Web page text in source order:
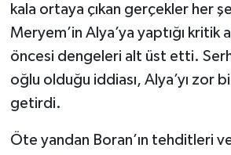
kala ortaya çıkan gerçekler her
Meryem’in Alya’ya yaptığı kritik
öncesi dengeleri alt üst etti.
oğlu olduğu iddiası, Alya’yı zor
getirdi.
Öte yandan Boran’ın tehditleri ve